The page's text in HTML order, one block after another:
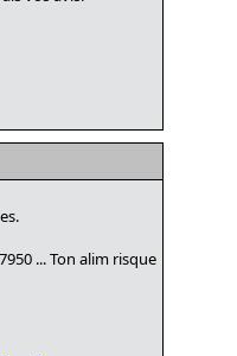
... Ton alim risque